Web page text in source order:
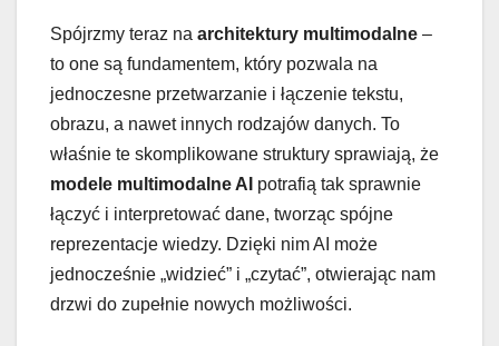
Spójrzmy teraz na architektury multimodalne –
to one są fundamentem, który pozwala na
jednoczesne przetwarzanie i łączenie tekstu,
obrazu, a nawet innych rodzajów danych. To
właśnie te skomplikowane struktury sprawiają, że
modele multimodalne AI potrafią tak sprawnie
łączyć i interpretować dane, tworząc spójne
reprezentacje wiedzy. Dzięki nim AI może
jednocześnie „widzieć” i „czytać”, otwierając nam
drzwi do zupełnie nowych możliwości.